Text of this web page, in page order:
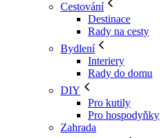
Cestování
Destinace
Rady na cesty
Bydlení
Interiery
Rady do domu
DIY
Pro kutily
Pro hospodyňky
Zahrada